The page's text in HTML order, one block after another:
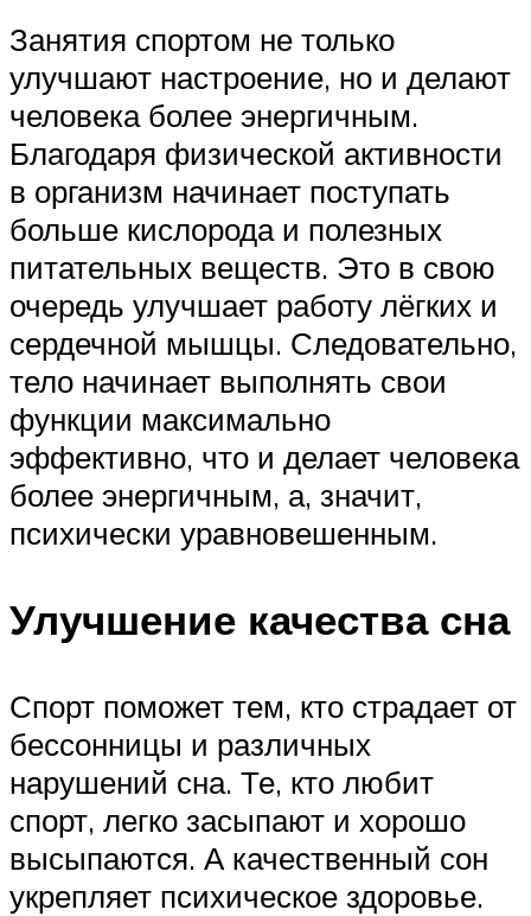
Занятия спортом не только
улучшают настроение, но и делают
человека более энергичным.
Благодаря физической активности
в организм начинает поступать
больше кислорода и полезных
питательных веществ. Это в свою
очередь улучшает работу лёгких и
сердечной мышцы. Следовательно,
тело начинает выполнять свои
функции максимально
эффективно, что и делает человека
более энергичным, а, значит,
психически уравновешенным.
Улучшение качества сна
Спорт поможет тем, кто страдает от
бессонницы и различных
нарушений сна. Те, кто любит
спорт, легко засыпают и хорошо
высыпаются. А качественный сон
укрепляет психическое здоровье.